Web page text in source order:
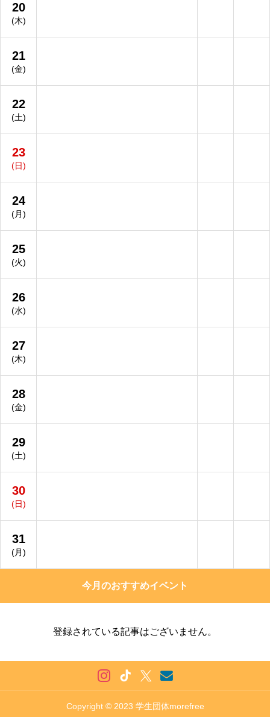
20
(木)
21
(金)
22
(土)
23
(日)
24
(月)
25
(火)
26
(水)
27
(木)
28
(金)
29
(土)
30
(日)
31
(月)
今月のおすすめイベント
登録されている記事はございません。
Copyright © 2023 学生団体morefree